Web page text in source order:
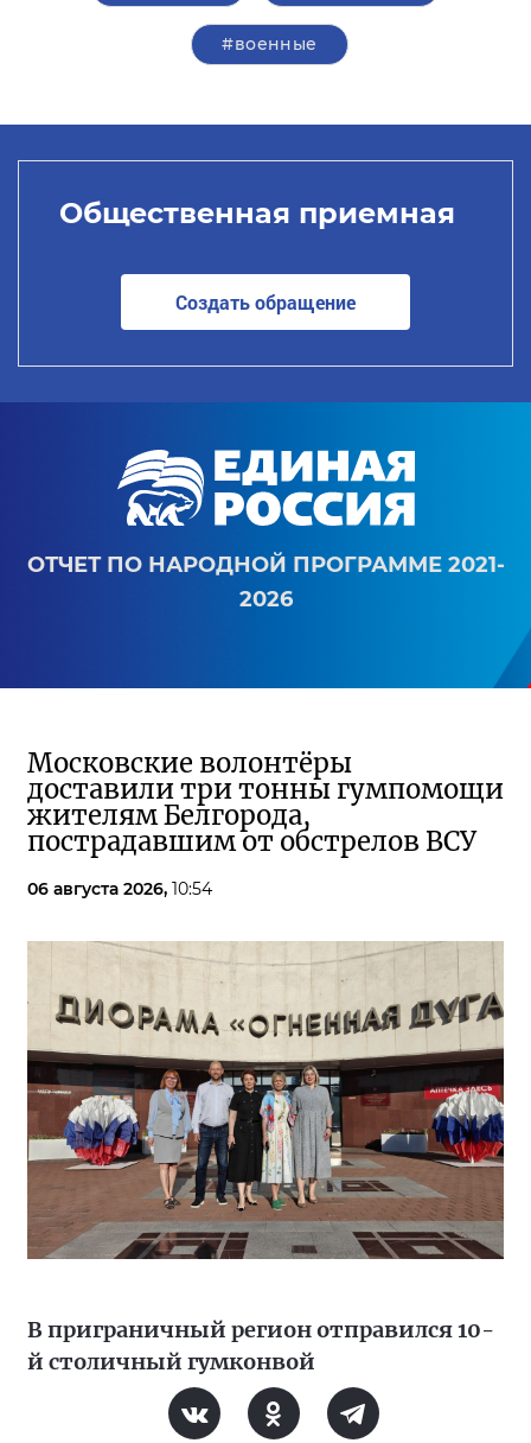
#военные
Общественная приемная
Создать обращение
ОТЧЕТ ПО НАРОДНОЙ ПРОГРАММЕ 2021-
2026
Московские волонтёры
доставили три тонны гумпомощи
жителям Белгорода,
пострадавшим от обстрелов ВСУ
06 августа 2026, 10:54
В приграничный регион отправился 10-
й столичный гумконвой